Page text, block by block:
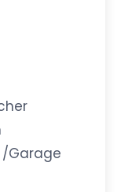
Garage